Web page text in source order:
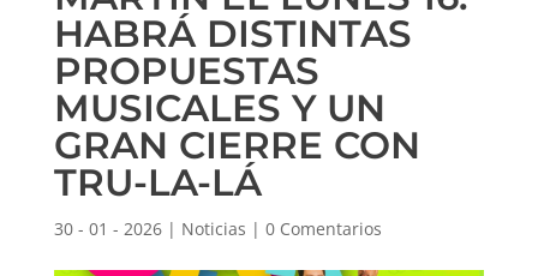
HABRÁ DISTINTAS
PROPUESTAS
MUSICALES Y UN
GRAN CIERRE CON
TRU-LA-LÁ
30 - 01 - 2026| Noticias | 0 Comentarios